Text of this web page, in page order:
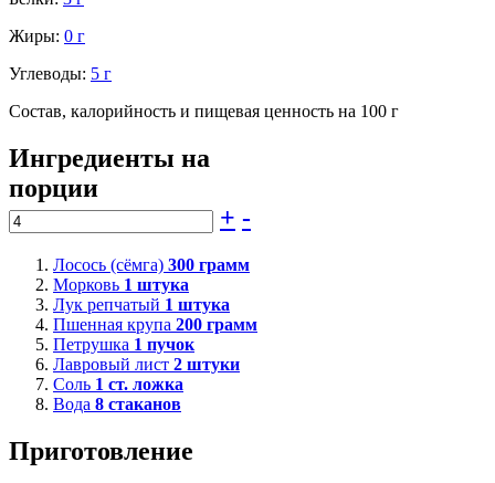
Жиры: 0 г
Углеводы: 5 г
Состав, калорийность и пищевая ценность на 100 г
Ингредиенты на
порции
+ -
Лосось (сёмга) 300 грамм
Морковь 1 штука
Лук репчатый 1 штука
Пшенная крупа 200 грамм
Петрушка 1 пучок
Лавровый лист 2 штуки
Соль 1 ст. ложка
Вода 8 стаканов
Приготовление